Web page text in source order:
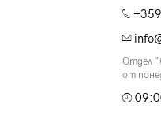
Отдел
от